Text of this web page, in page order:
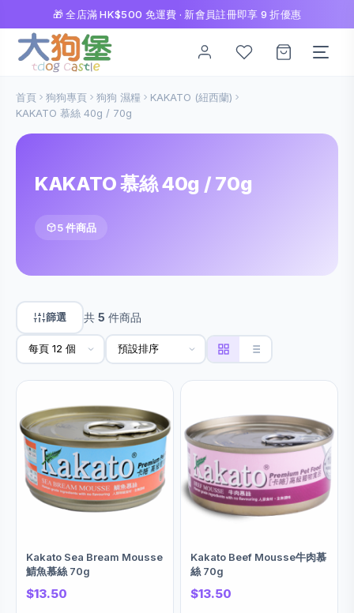
🎁 全店滿 HK$500 免運費 · 新會員註冊即享 9 折優惠
首頁 狗狗專頁 狗狗 濕糧
KAKATO (紐西蘭)
KAKATO 慕絲 40g / 70g
KAKATO 慕絲 40g / 70g
5 件商品
篩選 共 5 件商品
Kakato Sea Bream Mousse
鯖魚慕絲 70g
$13.50
Kakato Beef Mousse牛肉慕
絲 70g
$13.50